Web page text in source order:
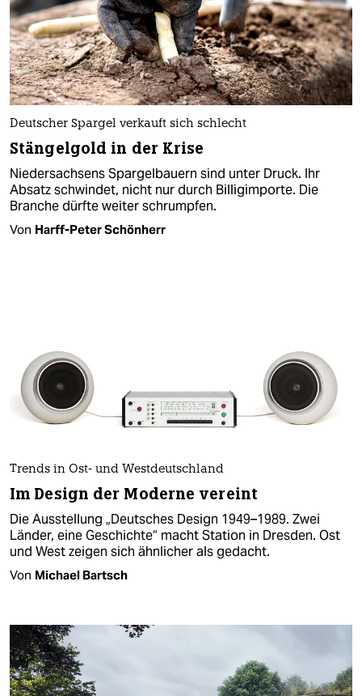
Deutscher Spargel verkauft sich schlecht
Stängelgold in der Krise
Niedersachsens Spargelbauern sind unter Druck. Ihr
Absatz schwindet, nicht nur durch Billigimporte. Die
Branche dürfte weiter schrumpfen.
Von Harff-Peter Schönherr
Trends in Ost- und Westdeutschland
Im Design der Moderne vereint
Die Ausstellung „Deutsches Design 1949–1989. Zwei
Länder, eine Geschichte“ macht Station in Dresden. Ost
und West zeigen sich ähnlicher als gedacht.
Von Michael Bartsch